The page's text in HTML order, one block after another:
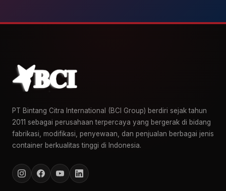
PT Bintang Citra International (BCI Group) berdiri sejak tahun
2011 sebagai perusahaan terpercaya yang bergerak di bidang
fabrikasi, modifikasi, penyewaan, dan penjualan berbagai jenis
container berkualitas tinggi di Indonesia.